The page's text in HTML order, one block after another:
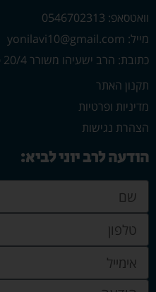
וואטסאפ: 0546702313
מייל: yonilavi10@gmail.com
כתובת: הרב ישעיהו משורר 20/4 פתח תקווה
תקנון האתר
מדיניות ופרטיות
הצהרת נגישות
הודעה לרב יוני לביא: